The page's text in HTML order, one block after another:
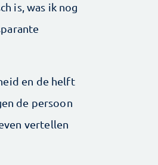
is, was ik nog
en de helft
de persoon
vertellen